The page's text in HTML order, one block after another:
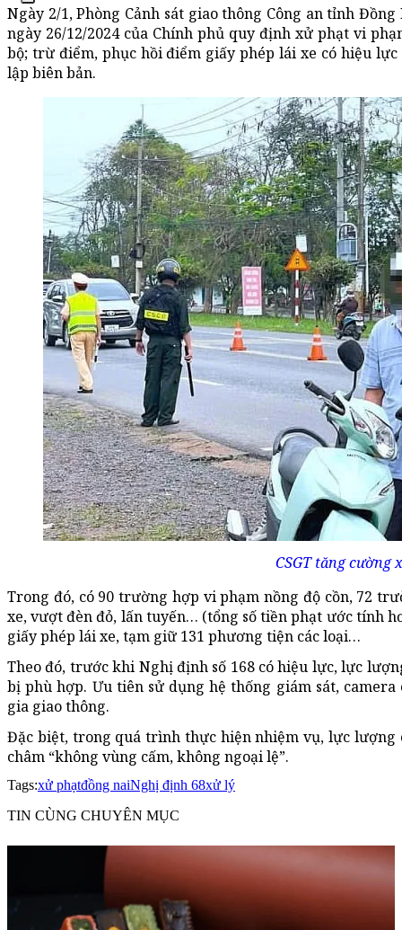
Ngày 2/1, Phòng Cảnh sát giao thông Công an tỉnh
ngày 26/12/2024 của Chính phủ quy định xử phạt vi
bộ; trừ điểm, phục hồi điểm giấy phép lái xe có hiệu
lập biên bản.
CSGT tăng cường
Trong đó, có 90 trường hợp vi phạm nồng độ cồn, 72
xe, vượt đèn đỏ, lấn tuyến… (tổng số tiền phạt ước tính
giấy phép lái xe, tạm giữ 131 phương tiện các loại…
Theo đó, trước khi Nghị định số 168 có hiệu lực, lực
bị phù hợp. Ưu tiên sử dụng hệ thống giám sát,
gia giao thông.
Đặc biệt, trong quá trình thực hiện nhiệm vụ, lực
châm “không vùng cấm, không ngoại lệ”.
Tags:xử phạtđồng naiNghị định 68xử lý
TIN CÙNG CHUYÊN MỤC